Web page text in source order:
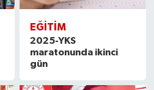
EĞITIM
2025-YKS
maratonunda ikinci
gün